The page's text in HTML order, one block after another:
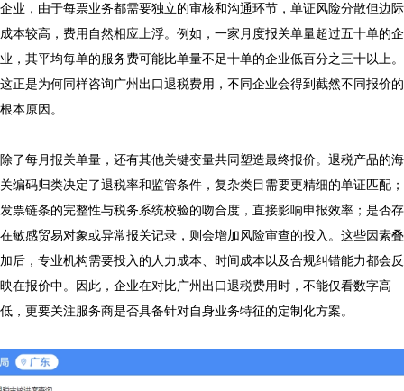
企业，由于每票业务都需要独立的审核和沟通环节，单证风险分散但边际
成本较高，费用自然相应上浮。例如，一家月度报关单量超过五十单的企
业，其平均每单的服务费可能比单量不足十单的企业低百分之三十以上。
这正是为何同样咨询广州出口退税费用，不同企业会得到截然不同报价的
根本原因。
除了每月报关单量，还有其他关键变量共同塑造最终报价。退税产品的海
关编码归类决定了退税率和监管条件，复杂类目需要更精细的单证匹配；
发票链条的完整性与税务系统校验的吻合度，直接影响申报效率；是否存
在敏感贸易对象或异常报关记录，则会增加风险审查的投入。这些因素叠
加后，专业机构需要投入的人力成本、时间成本以及合规纠错能力都会反
映在报价中。因此，企业在对比广州出口退税费用时，不能仅看数字高
低，更要关注服务商是否具备针对自身业务特征的定制化方案。